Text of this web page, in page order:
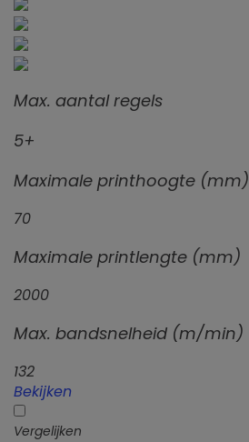
Max. aantal regels
5+
Maximale printhoogte (mm)
70
Maximale printlengte (mm)
2000
Max. bandsnelheid (m/min)
132
Bekijken
Vergelijken